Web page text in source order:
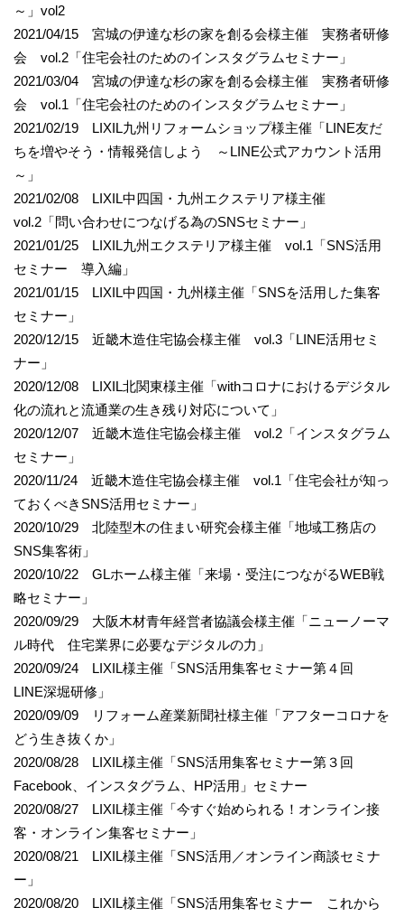
～」vol2
2021/04/15 宮城の伊達な杉の家を創る会様主催 実務者研修
会 vol.2「住宅会社のためのインスタグラムセミナー」
2021/03/04 宮城の伊達な杉の家を創る会様主催 実務者研修
会 vol.1「住宅会社のためのインスタグラムセミナー」
2021/02/19 LIXIL九州リフォームショップ様主催「LINE友だ
ちを増やそう・情報発信しよう ～LINE公式アカウント活用
～」
2021/02/08 LIXIL中四国・九州エクステリア様主催
vol.2「問い合わせにつなげる為のSNSセミナー」
2021/01/25 LIXIL九州エクステリア様主催 vol.1「SNS活用
セミナー 導入編」
2021/01/15 LIXIL中四国・九州様主催「SNSを活用した集客
セミナー」
2020/12/15 近畿木造住宅協会様主催 vol.3「LINE活用セミ
ナー」
2020/12/08 LIXIL北関東様主催「withコロナにおけるデジタル
化の流れと流通業の生き残り対応について」
2020/12/07 近畿木造住宅協会様主催 vol.2「インスタグラム
セミナー」
2020/11/24 近畿木造住宅協会様主催 vol.1「住宅会社が知っ
ておくべきSNS活用セミナー」
2020/10/29 北陸型木の住まい研究会様主催「地域工務店の
SNS集客術」
2020/10/22 GLホーム様主催「来場・受注につながるWEB戦
略セミナー」
2020/09/29 大阪木材青年経営者協議会様主催「ニューノーマ
ル時代 住宅業界に必要なデジタルの力」
2020/09/24 LIXIL様主催「SNS活用集客セミナー第４回
LINE深堀研修」
2020/09/09 リフォーム産業新聞社様主催「アフターコロナを
どう生き抜くか」
2020/08/28 LIXIL様主催「SNS活用集客セミナー第３回
Facebook、インスタグラム、HP活用」セミナー
2020/08/27 LIXIL様主催「今すぐ始められる！オンライン接
客・オンライン集客セミナー」
2020/08/21 LIXIL様主催「SNS活用／オンライン商談セミナ
ー」
2020/08/20 LIXIL様主催「SNS活用集客セミナー これから